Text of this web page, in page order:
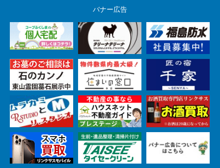
バナー広告